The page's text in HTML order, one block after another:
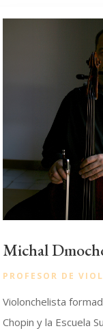
Michal
PROFESOR DE
Violonchelista
Chopin y la Escuela